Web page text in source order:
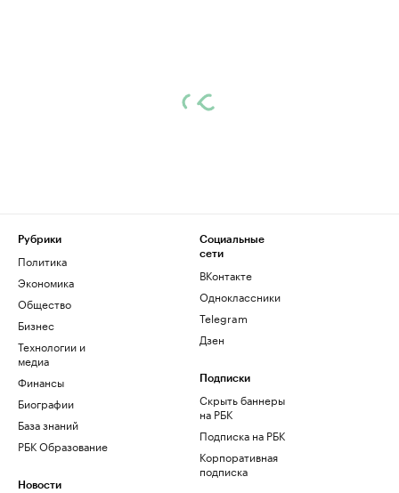
Рубрики
Политика
Экономика
Общество
Бизнес
Технологии и
медиа
Финансы
Биографии
База знаний
РБК Образование
Новости
Социальные
сети
ВКонтакте
Одноклассники
Telegram
Дзен
Подписки
Скрыть баннеры
на РБК
Подписка на РБК
Корпоративная
подписка